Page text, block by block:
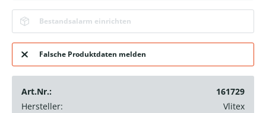
Bestandsalarm einrichten
Falsche Produktdaten melden
Art.Nr.:
161729
Hersteller:
Vlitex